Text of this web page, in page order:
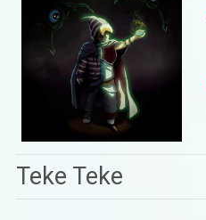
Teke Teke